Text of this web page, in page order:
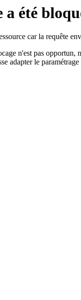
a été
car la requête
n'est pas opportun,
adapter le